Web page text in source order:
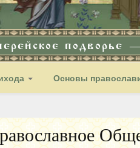
подворье
Основы